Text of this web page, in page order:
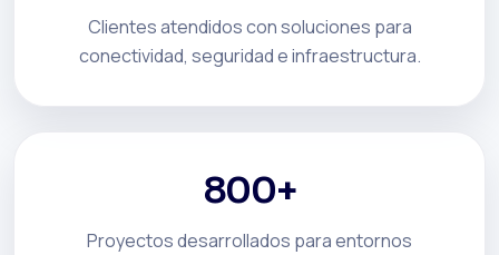
Clientes atendidos con soluciones para
conectividad, seguridad e infraestructura.
800+
Proyectos desarrollados para entornos